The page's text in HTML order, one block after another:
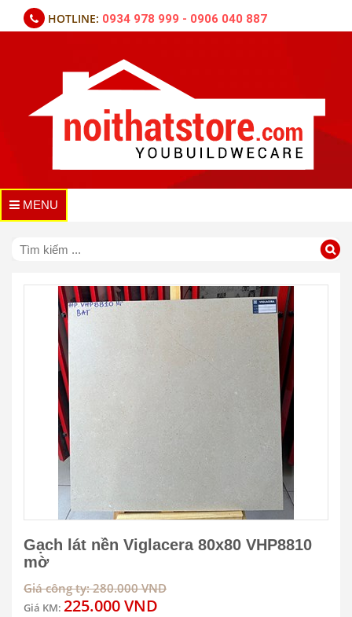
HOTLINE: 0934 978 999 - 0906 040 887
MENU
Gạch lát nền Viglacera 80x80 VHP8810
mờ
Giá công ty: 280.000 VND
Giá KM: 225.000 VND